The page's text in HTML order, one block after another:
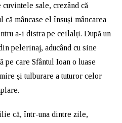
sale, crezând că
că mâncase el însuși mâncarea
a-i distra pe ceilalți. După un
pelerinaj, aducând cu sine
pe care Sfântul Ioan o luase
și tulburare a tuturor celor
că, într-una dintre zile,